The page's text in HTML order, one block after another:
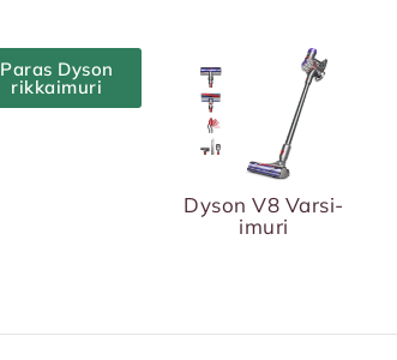
Paras Dyson
rikkaimuri
Dyson V8 Varsi-
imuri